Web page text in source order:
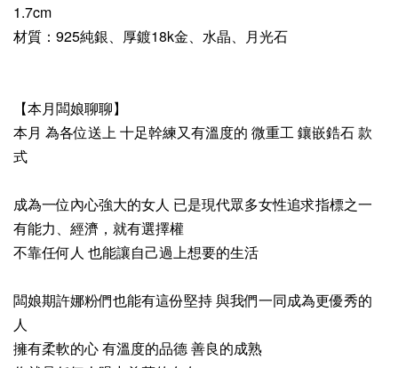
1.7cm
材質：925純銀、厚鍍18k金、水晶、月光石
【本月闆娘聊聊】
本月 為各位送上 十足幹練又有溫度的 微重工 鑲嵌鋯石 款
式
成為一位內心強大的女人 已是現代眾多女性追求指標之一
有能力、經濟，就有選擇權
不靠任何人 也能讓自己過上想要的生活
闆娘期許娜粉們也能有這份堅持 與我們一同成為更優秀的
人
擁有柔軟的心 有溫度的品德 善良的成熟